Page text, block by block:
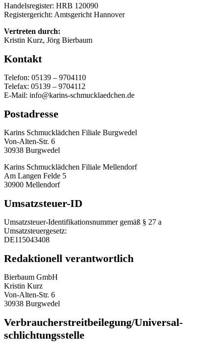
Handelsregister: HRB 120090
Registergericht: Amtsgericht Hannover
Vertreten durch:
Kristin Kurz, Jörg Bierbaum
Kontakt
Telefon: 05139 – 9704110
Telefax: 05139 – 9704112
E-Mail: info@karins-schmucklaedchen.de
Postadresse
Karins Schmucklädchen Filiale Burgwedel
Von-Alten-Str. 6
30938 Burgwedel
Karins Schmucklädchen Filiale Mellendorf
Am Langen Felde 5
30900 Mellendorf
Umsatzsteuer-ID
Umsatzsteuer-Identifikationsnummer gemäß § 27 a
Umsatzsteuergesetz:
DE115043408
Redaktionell verantwortlich
Bierbaum GmbH
Kristin Kurz
Von-Alten-Str. 6
30938 Burgwedel
Verbraucher­streit­beilegung/Universal­
schlichtungs­stelle